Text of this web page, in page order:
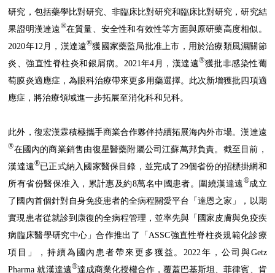
研究，包括藥學比對研究、非臨床比對研究和臨床比對研究，研究結
果證明漢達遠®在質量、安全性和有效性等方面與原研藥高度相似。
2020年12月，漢達遠®獲國家藥監局批准上市，用於治療類風濕關節
炎、強直性脊柱炎和銀屑病。2021年4月，漢達遠®獲批非感染性葡
萄膜炎適應症，為眼科治療帶來更多用藥選擇。此次新增獲批四項適
應症，將治療領域進一步拓展至消化科和兒科。
此外，復宏漢霖積極攜手商業合作夥伴持續拓展海內外市場。漢達遠
®在國內的商業銷售由復星醫藥附屬公司江蘇萬邦負責。截至目前，
漢達遠®已正式納入國家醫保目錄，並完成了29個省份的招標掛網和
所有省份醫保准入，累計惠及約8萬名中國患者。圍繞漢達遠®成立
了國內首個針對自身免疫患者的全病程關愛平台「達恩之家」，以期
實現患者從就診到康復的全病程管理，並率先與「國家皮膚與免疫疾
病臨床醫學研究中心」合作推出了「ASSC強直性脊柱炎規範化診療
項目」，持續為國內患者帶來更多獲益。2022年，公司與Getz
Pharma 就漢達遠®達成商業化授權合作，覆蓋巴基斯坦、菲律賓、肯